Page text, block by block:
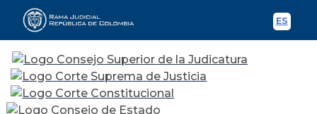
ES